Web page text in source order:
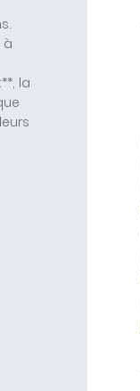
à
la